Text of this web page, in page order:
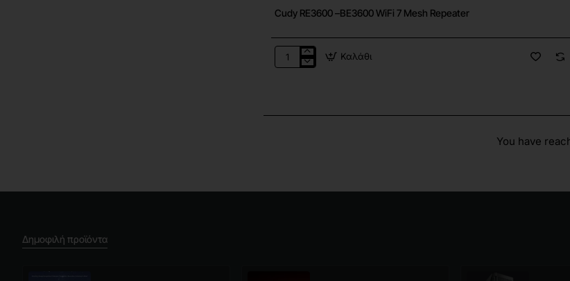
Cudy RE3600 –BE3600 WiFi 7 Mesh Repeater
Cudy
7
Καλάθι
You have
Δημοφιλή προϊόντα